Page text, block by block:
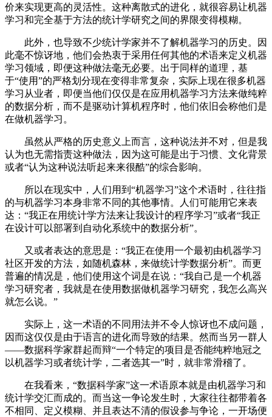
价来实现更高的灵活性。这种离散式的进化，就很容易让机器
学习和完全基于方法的统计学研究之间的界限变得模糊。
此外，也导致不少统计学家并不了解机器学习的历史。因
此毫不惊讶地，他们会热衷于采用任何其他的术语来定义机器
学习领域，即便这种做法毫无必要。出于同样的道理，基
于“使用”的严格划分现在变得非常复杂，实际上现在很多机器
学习从业者，即便当他们仅仅是在应用机器学习方法来做纯粹
的数据分析，而不是驱动计算机程序时，他们依旧会称他们是
在做机器学习。
虽然从严格的历史意义上而言，这种说法并不对，但是我
认为也无需指责这种做法，因为这可能是出于习惯、文化背景
或者“认为这种说法听起来来很酷”的综合影响。
所以在现实中，人们用到“机器学习”这个术语时，往往指
的与机器学习本身非常不同的其他事情。人们可能用它来表
达：“我正在用统计学方法来让我设计的程序学习”或者“我正
在设计可以部署到自动化系统中的数据分析”。
又或者表达的意思是：“我正在使用一个最初由机器学习
社区开发的方法，如随机森林，来做统计学数据分析”。而更
普遍的情况是，他们使用这个词是在说：“我自己是一个机器
学习研究者，我就是在使用数据做机器学习研究，我怎么高兴
就怎么说。”
实际上，这一术语的不同用法并不令人惊讶也不成问题，
因而这仅仅是由于语言的进化而导致的结果。然而当另一群人
——数据科学家群起而辩“一个特定的项目是否能纯粹地冠之
以机器学习或者统计学，二者选其一”时，就非常滑稽了。
在我看来，“数据科学家”这一术语原本就是由机器学习和
统计学交汇而成的。而当这一争论发生时，大家往往都带着各
不相同、定义模糊、并且表达不清的假设参与争论，一开场便